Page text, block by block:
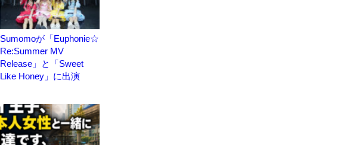
Sumomoが「Euphonie☆
Re:Summer MV
Release」と「Sweet
Like Honey」に出演